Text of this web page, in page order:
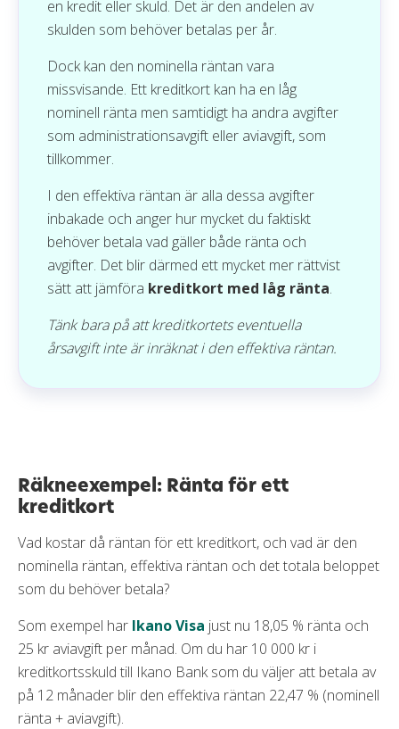
en kredit eller skuld. Det är den andelen av
skulden som behöver betalas per år.
Dock kan den nominella räntan vara
missvisande. Ett kreditkort kan ha en låg
nominell ränta men samtidigt ha andra avgifter
som administrationsavgift eller aviavgift, som
tillkommer.
I den effektiva räntan är alla dessa avgifter
inbakade och anger hur mycket du faktiskt
behöver betala vad gäller både ränta och
avgifter. Det blir därmed ett mycket mer rättvist
sätt att jämföra kreditkort med låg ränta.
Tänk bara på att kreditkortets eventuella
årsavgift inte är inräknat i den effektiva räntan.
Räkneexempel: Ränta för ett
kreditkort
Vad kostar då räntan för ett kreditkort, och vad är den
nominella räntan, effektiva räntan och det totala beloppet
som du behöver betala?
Som exempel har Ikano Visa just nu 18,05 % ränta och
25 kr aviavgift per månad. Om du har 10 000 kr i
kreditkortsskuld till Ikano Bank som du väljer att betala av
på 12 månader blir den effektiva räntan 22,47 % (nominell
ränta + aviavgift).